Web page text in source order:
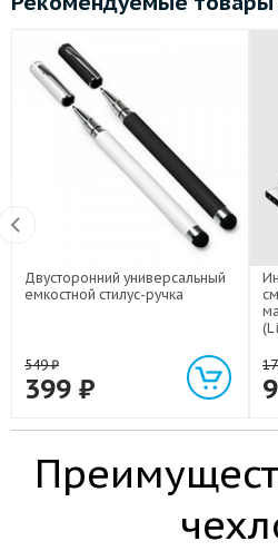
Двусторонний универсальный
емкостной стилус-ручка
549₽
399 ₽